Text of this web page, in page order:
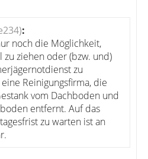
:
noch die Möglichkeit,
ziehen oder (bzw. und)
zu
Reinigungsfirma, die
vom Dachboden und
entfernt. Auf das
zu warten ist an